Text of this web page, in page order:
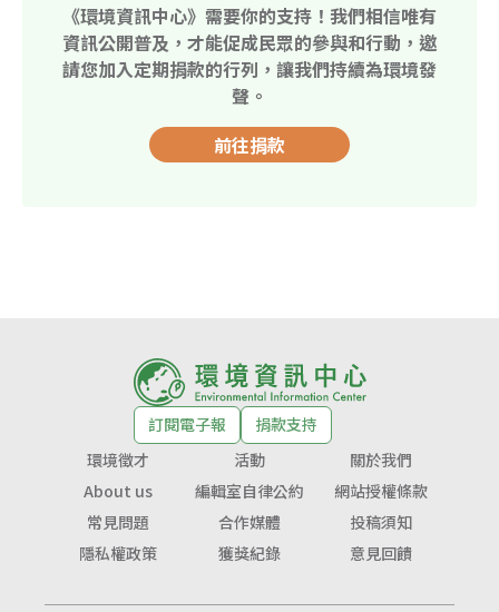
《環境資訊中心》需要你的支持！我們相信唯有
資訊公開普及，才能促成民眾的參與和行動，邀
請您加入定期捐款的行列，讓我們持續為環境發
聲。
前往捐款
訂閱電子報
捐款支持
環境徵才
活動
關於我們
About us
編輯室自律公約
網站授權條款
常見問題
合作媒體
投稿須知
隱私權政策
獲獎紀錄 意見回饋